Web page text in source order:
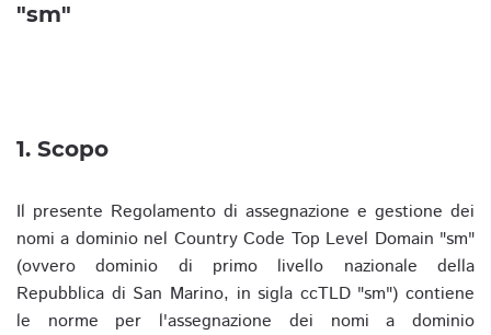
"sm"
1. Scopo
Il presente Regolamento di assegnazione e gestione dei
nomi a dominio nel Country Code Top Level Domain "sm"
(ovvero dominio di primo livello nazionale della
Repubblica di San Marino, in sigla ccTLD "sm") contiene
le norme per l'assegnazione dei nomi a dominio